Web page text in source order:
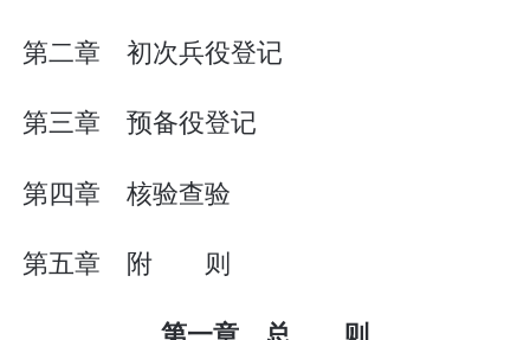
第二章 初次兵役登记
第三章 预备役登记
第四章 核验查验
第五章 附 则